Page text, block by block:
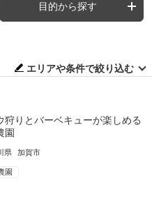
目的から探す
エリアや条件で絞り込む
狩りとバーベキューが楽しめる
園
県 加賀市
園